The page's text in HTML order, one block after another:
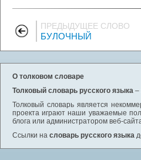
ПРЕДЫДУЩЕЕ СЛОВО
БУЛОЧНЫЙ
О толковом словаре
Толковый словарь русского языка –
Толковый словарь является
проекта играют наши уважаемые
блога или администратором веб-
Ссылки на словарь русского языка